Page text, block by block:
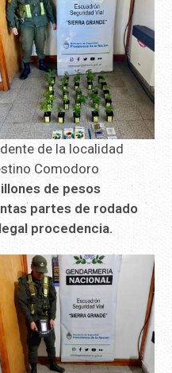
de la localidad
Comodoro
de pesos
partes de rodado
procedencia.